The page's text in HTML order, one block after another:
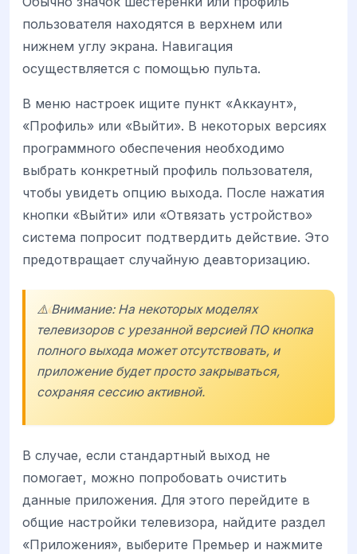
пользователя находятся в верхнем или
нижнем углу экрана. Навигация
осуществляется с помощью пульта.
В меню настроек ищите пункт «Аккаунт»,
«Профиль» или «Выйти». В некоторых версиях
программного обеспечения необходимо
выбрать конкретный профиль пользователя,
чтобы увидеть опцию выхода. После нажатия
кнопки «Выйти» или «Отвязать устройство»
система попросит подтвердить действие. Это
предотвращает случайную деавторизацию.
⚠️ Внимание: На некоторых моделях
телевизоров с урезанной версией ПО кнопка
полного выхода может отсутствовать, и
приложение будет просто закрываться,
сохраняя сессию активной.
В случае, если стандартный выход не
помогает, можно попробовать очистить
данные приложения. Для этого перейдите в
общие настройки телевизора, найдите раздел
«Приложения», выберите Премьер и нажмите